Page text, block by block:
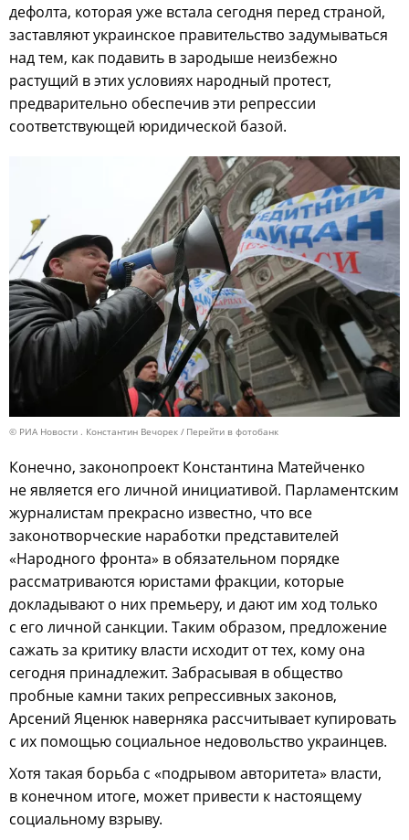
дефолта, которая уже встала сегодня перед страной,
заставляют украинское правительство задумываться
над тем, как подавить в зародыше неизбежно
растущий в этих условиях народный протест,
предварительно обеспечив эти репрессии
соответствующей юридической базой.
© РИА Новости . Константин Вечорек Перейти в фотобанк
Конечно, законопроект Константина Матейченко
не является его личной инициативой. Парламентским
журналистам прекрасно известно, что все
законотворческие наработки представителей
«Народного фронта» в обязательном порядке
рассматриваются юристами фракции, которые
докладывают о них премьеру, и дают им ход только
с его личной санкции. Таким образом, предложение
сажать за критику власти исходит от тех, кому она
сегодня принадлежит. Забрасывая в общество
пробные камни таких репрессивных законов,
Арсений Яценюк наверняка рассчитывает купировать
с их помощью социальное недовольство украинцев.
Хотя такая борьба с «подрывом авторитета» власти,
в конечном итоге, может привести к настоящему
социальному взрыву.